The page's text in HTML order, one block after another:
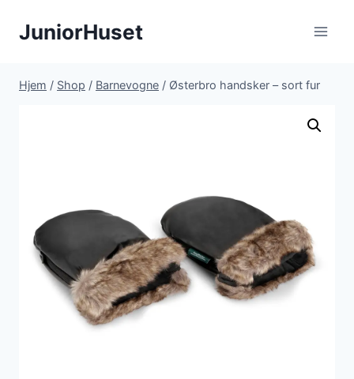
JuniorHuset
Hjem / Shop / Barnevogne / Østerbro handsker – sort fur